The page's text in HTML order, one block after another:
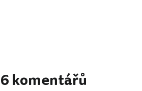
6 komentářů